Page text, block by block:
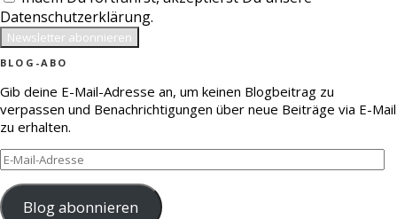
Datenschutzerklärung.
BLOG-ABO
Gib deine E-Mail-Adresse an, um keinen Blogbeitrag zu
verpassen und Benachrichtigungen über neue Beiträge via E-Mail
zu erhalten.
E-
Mail-
Adresse
Blog abonnieren